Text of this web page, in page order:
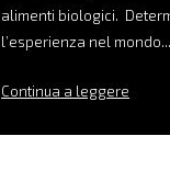
alimenti biologici.
l’esperienza nel mondo...
Continua a leggere